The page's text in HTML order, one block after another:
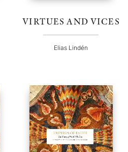
VIRTUES AND VICES
Elias Lindén